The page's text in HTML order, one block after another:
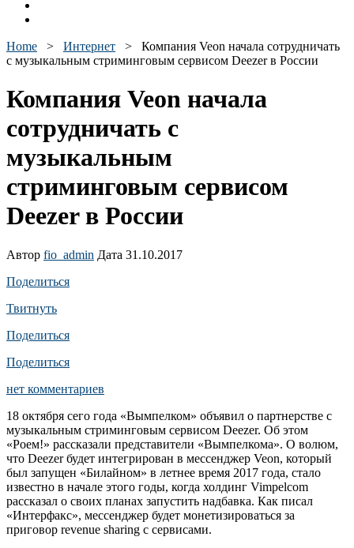
Home > Интернет > Компания Veon начала сотрудничать
с музыкальным стриминговым сервисом Deezer в России
Компания Veon начала
сотрудничать с
музыкальным
стриминговым сервисом
Deezer в России
Автор fio_admin Дата 31.10.2017
Поделиться
Твитнуть
Поделиться
Поделиться
нет комментариев
18 октября сего года «Вымпелком» объявил о партнерстве с
музыкальным стриминговым сервисом Deezer. Об этом
«Роем!» рассказали представители «Вымпелкома». О волюм,
что Deezer будет интегрирован в мессенджер Veon, который
был запущен «Билайном» в летнее время 2017 года, стало
известно в начале этого годы, когда холдинг Vimpelcom
рассказал о своих планах запустить надбавка. Как писал
«Интерфакс», мессенджер будет монетизироваться за
приговор revenue sharing с сервисами.